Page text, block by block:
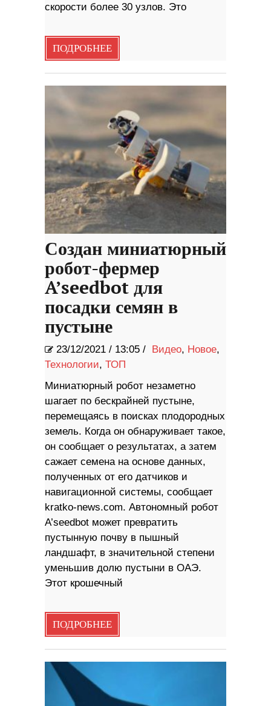
скорости более 30 узлов. Это
ПОДРОБНЕЕ
Создан миниатюрный
робот-фермер
A’seedbot для
посадки семян в
пустыне
23/12/2021 / 13:05 / Видео, Новое,
Технологии, ТОП
Миниатюрный робот незаметно
шагает по бескрайней пустыне,
перемещаясь в поисках плодородных
земель. Когда он обнаруживает такое,
он сообщает о результатах, а затем
сажает семена на основе данных,
полученных от его датчиков и
навигационной системы, сообщает
kratko-news.com. Автономный робот
A’seedbot может превратить
пустынную почву в пышный
ландшафт, в значительной степени
уменьшив долю пустыни в ОАЭ.
Этот крошечный
ПОДРОБНЕЕ